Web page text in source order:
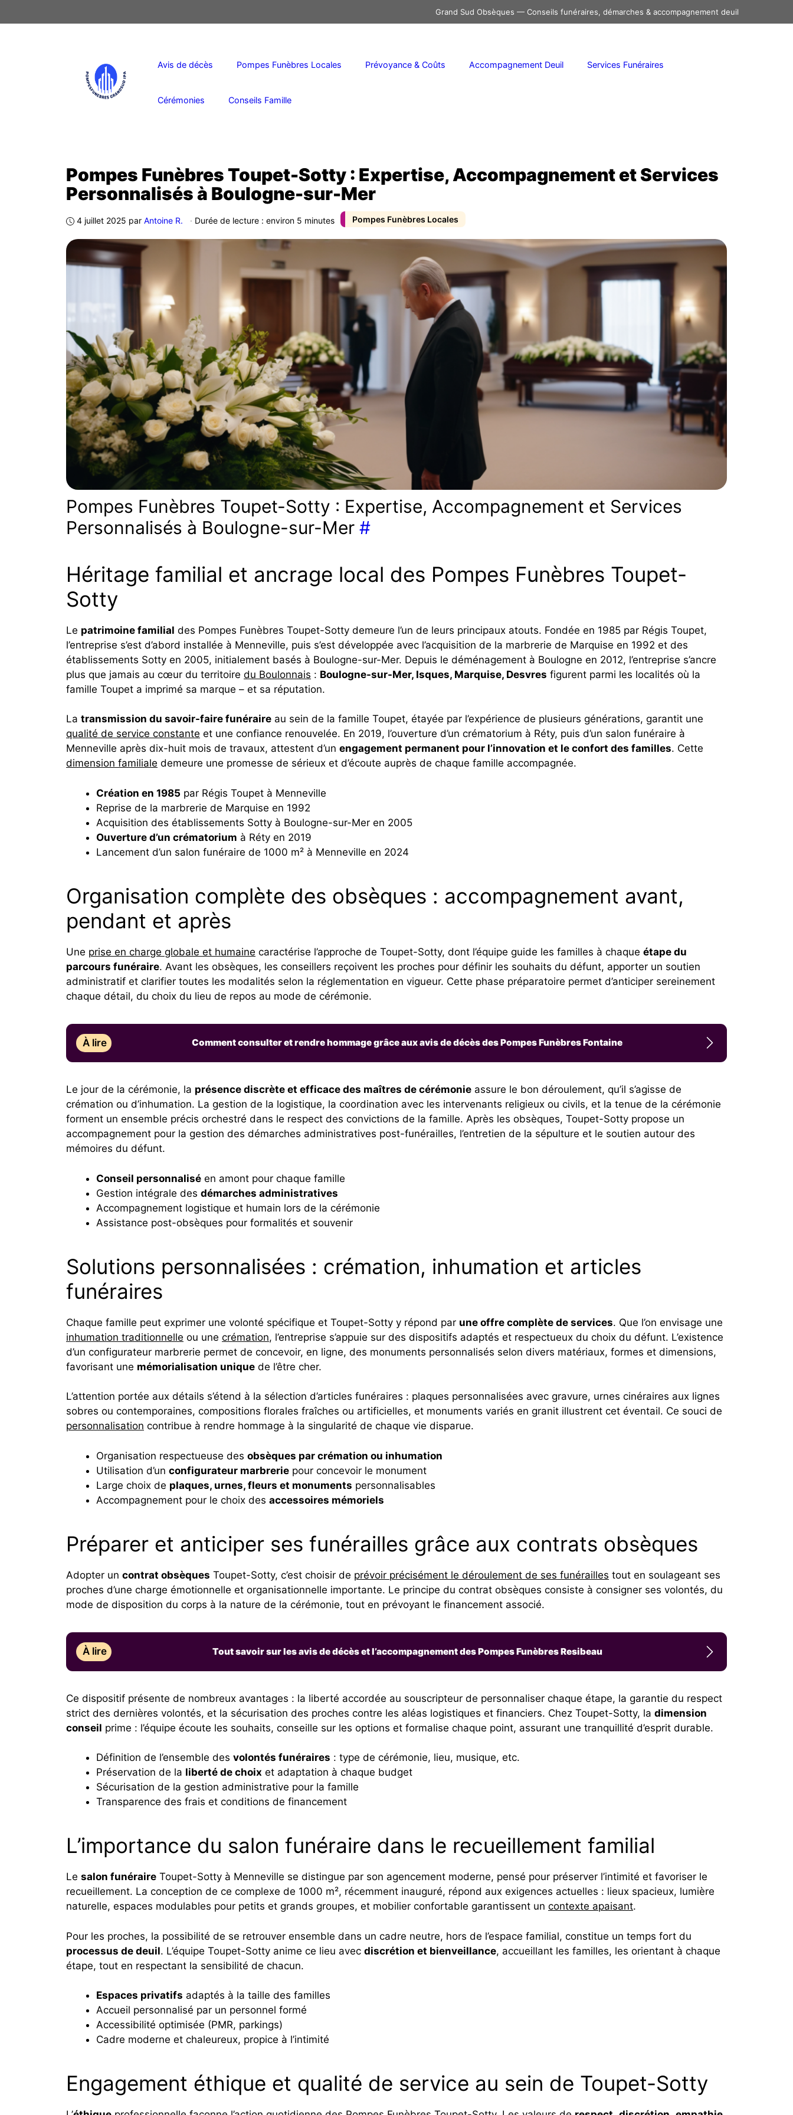
au
Grand Sud Obsèques — Conseils funéraires, démarches & accompagnement deuil
Avis de décès Pompes Funèbres Locales Prévoyance & Coûts Accompagnement Deuil Services Funéraires
Cérémonies Conseils Famille
Pompes Funèbres Locales
Pompes Funèbres Toupet-Sotty : Expertise, Accompagnement et Services
Personnalisés à Boulogne-sur-Mer
4 juillet 2025 par Antoine R. · Durée de lecture : environ 5 minutes
Pompes Funèbres Toupet-Sotty : Expertise, Accompagnement et Services
Personnalisés à Boulogne-sur-Mer #
Héritage familial et ancrage local des Pompes Funèbres Toupet-
Sotty
Le patrimoine familial des Pompes Funèbres Toupet-Sotty demeure l’un de leurs principaux atouts. Fondée en 1985 par Régis Toupet,
l’entreprise s’est d’abord installée à Menneville, puis s’est développée avec l’acquisition de la marbrerie de Marquise en 1992 et des
établissements Sotty en 2005, initialement basés à Boulogne-sur-Mer. Depuis le déménagement à Boulogne en 2012, l’entreprise s’ancre
plus que jamais au cœur du territoire du Boulonnais : Boulogne-sur-Mer, Isques, Marquise, Desvres figurent parmi les localités où la
famille Toupet a imprimé sa marque – et sa réputation.
La transmission du savoir-faire funéraire au sein de la famille Toupet, étayée par l’expérience de plusieurs générations, garantit une
qualité de service constante et une confiance renouvelée. En 2019, l’ouverture d’un crématorium à Réty, puis d’un salon funéraire à
Menneville après dix-huit mois de travaux, attestent d’un engagement permanent pour l’innovation et le confort des familles. Cette
dimension familiale demeure une promesse de sérieux et d’écoute auprès de chaque famille accompagnée.
Création en 1985 par Régis Toupet à Menneville
Reprise de la marbrerie de Marquise en 1992
Acquisition des établissements Sotty à Boulogne-sur-Mer en 2005
Ouverture d’un crématorium à Réty en 2019
Lancement d’un salon funéraire de 1000 m² à Menneville en 2024
Organisation complète des obsèques : accompagnement avant,
pendant et après
Une prise en charge globale et humaine caractérise l’approche de Toupet-Sotty, dont l’équipe guide les familles à chaque étape du
parcours funéraire. Avant les obsèques, les conseillers reçoivent les proches pour définir les souhaits du défunt, apporter un soutien
administratif et clarifier toutes les modalités selon la réglementation en vigueur. Cette phase préparatoire permet d’anticiper sereinement
chaque détail, du choix du lieu de repos au mode de cérémonie.
À lire Comment consulter et rendre hommage grâce aux avis de décès des Pompes Funèbres Fontaine
Le jour de la cérémonie, la présence discrète et efficace des maîtres de cérémonie assure le bon déroulement, qu’il s’agisse de
crémation ou d’inhumation. La gestion de la logistique, la coordination avec les intervenants religieux ou civils, et la tenue de la cérémonie
forment un ensemble précis orchestré dans le respect des convictions de la famille. Après les obsèques, Toupet-Sotty propose un
accompagnement pour la gestion des démarches administratives post-funérailles, l’entretien de la sépulture et le soutien autour des
mémoires du défunt.
Conseil personnalisé en amont pour chaque famille
Gestion intégrale des démarches administratives
Accompagnement logistique et humain lors de la cérémonie
Assistance post-obsèques pour formalités et souvenir
Solutions personnalisées : crémation, inhumation et articles
funéraires
Chaque famille peut exprimer une volonté spécifique et Toupet-Sotty y répond par une offre complète de services. Que l’on envisage une
inhumation traditionnelle ou une crémation, l’entreprise s’appuie sur des dispositifs adaptés et respectueux du choix du défunt. L’existence
d’un configurateur marbrerie permet de concevoir, en ligne, des monuments personnalisés selon divers matériaux, formes et dimensions,
favorisant une mémorialisation unique de l’être cher.
L’attention portée aux détails s’étend à la sélection d’articles funéraires : plaques personnalisées avec gravure, urnes cinéraires aux lignes
sobres ou contemporaines, compositions florales fraîches ou artificielles, et monuments variés en granit illustrent cet éventail. Ce souci de
personnalisation contribue à rendre hommage à la singularité de chaque vie disparue.
Organisation respectueuse des obsèques par crémation ou inhumation
Utilisation d’un configurateur marbrerie pour concevoir le monument
Large choix de plaques, urnes, fleurs et monuments personnalisables
Accompagnement pour le choix des accessoires mémoriels
Préparer et anticiper ses funérailles grâce aux contrats obsèques
Adopter un contrat obsèques Toupet-Sotty, c’est choisir de prévoir précisément le déroulement de ses funérailles tout en soulageant ses
proches d’une charge émotionnelle et organisationnelle importante. Le principe du contrat obsèques consiste à consigner ses volontés, du
mode de disposition du corps à la nature de la cérémonie, tout en prévoyant le financement associé.
À lire Tout savoir sur les avis de décès et l’accompagnement des Pompes Funèbres Resibeau
Ce dispositif présente de nombreux avantages : la liberté accordée au souscripteur de personnaliser chaque étape, la garantie du respect
strict des dernières volontés, et la sécurisation des proches contre les aléas logistiques et financiers. Chez Toupet-Sotty, la dimension
conseil prime : l’équipe écoute les souhaits, conseille sur les options et formalise chaque point, assurant une tranquillité d’esprit durable.
Définition de l’ensemble des volontés funéraires : type de cérémonie, lieu, musique, etc.
Préservation de la liberté de choix et adaptation à chaque budget
Sécurisation de la gestion administrative pour la famille
Transparence des frais et conditions de financement
L’importance du salon funéraire dans le recueillement familial
Le salon funéraire Toupet-Sotty à Menneville se distingue par son agencement moderne, pensé pour préserver l’intimité et favoriser le
recueillement. La conception de ce complexe de 1000 m², récemment inauguré, répond aux exigences actuelles : lieux spacieux, lumière
naturelle, espaces modulables pour petits et grands groupes, et mobilier confortable garantissent un contexte apaisant.
Pour les proches, la possibilité de se retrouver ensemble dans un cadre neutre, hors de l’espace familial, constitue un temps fort du
processus de deuil. L’équipe Toupet-Sotty anime ce lieu avec discrétion et bienveillance, accueillant les familles, les orientant à chaque
étape, tout en respectant la sensibilité de chacun.
Espaces privatifs adaptés à la taille des familles
Accueil personnalisé par un personnel formé
Accessibilité optimisée (PMR, parkings)
Cadre moderne et chaleureux, propice à l’intimité
Engagement éthique et qualité de service au sein de Toupet-Sotty